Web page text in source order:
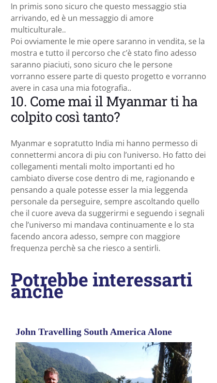
In primis sono sicuro che questo messaggio stia
arrivando, ed è un messaggio di amore
multiculturale..
Poi ovviamente le mie opere saranno in vendita, se la
mostra e tutto il percorso che c’è stato fino adesso
saranno piaciuti, sono sicuro che le persone
vorranno essere parte di questo progetto e vorranno
avere in casa una mia fotografia..
10. Come mai il Myanmar ti ha
colpito così tanto?
Myanmar e sopratutto India mi hanno permesso di
connettermi ancora di piu con l’universo. Ho fatto dei
collegamenti mentali molto importanti ed ho
cambiato diverse cose dentro di me, ragionando e
pensando a quale potesse esser la mia leggenda
personale da perseguire, sempre ascoltando quello
che il cuore aveva da suggerirmi e seguendo i segnali
che l’universo mi mandava continuamente e lo sta
facendo ancora adesso, sempre con maggiore
frequenza perchè sa che riesco a sentirli.
Potrebbe interessarti
anche
John Travelling South America Alone